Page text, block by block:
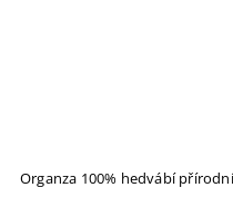
Organza 100% hedvábí